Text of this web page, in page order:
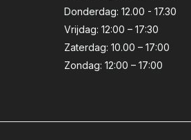
Donderdag: 12.00 - 17.30
Vrijdag: 12:00 – 17:30
Zaterdag: 10.00 – 17:00
Zondag: 12:00 – 17:00